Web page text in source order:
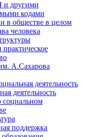
и другими
кодами
в обществе в целом
человека
А.Сахарова
деятельность
деятельность
социальном
поддержка